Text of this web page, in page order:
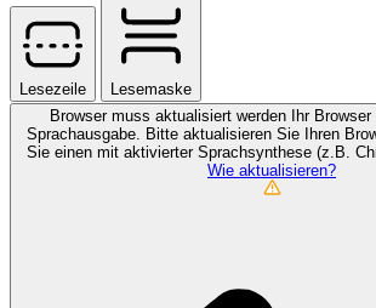
Lesezeile
Lesemaske
Browser muss aktualisiert werden
Ihr
Sprachausgabe. Bitte aktualisieren Sie Ihren
Sie einen mit aktivierter Sprachsynthese (z.B.
Wie aktualisieren?